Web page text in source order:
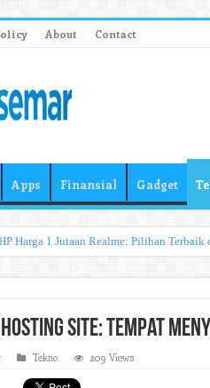
About Contact
Apps Finansial Gadget
Harga 1 Jutaan Realme: Pilihan
Hosting Site: Tempat
Tekno 209 Views